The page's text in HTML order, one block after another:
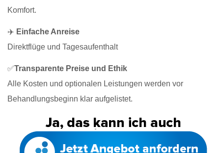
Komfort.
✈️ Einfache Anreise
Direktflüge und Tagesaufenthalt
✅Transparente Preise und Ethik
Alle Kosten und optionalen Leistungen werden vor
Behandlungsbeginn klar aufgelistet.